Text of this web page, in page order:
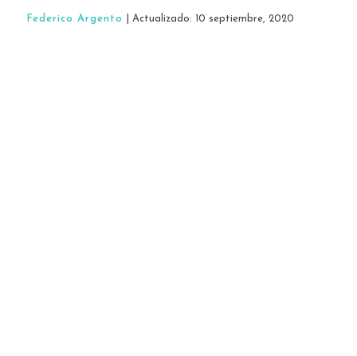
Federico Argento | Actualizado: 10 septiembre, 2020